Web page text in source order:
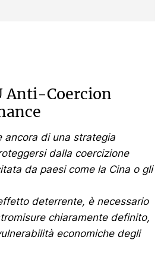
Anti-Coercion
ancora di una strategia
dalla coercizione
da paesi come la Cina o gli
deterrente, è necessario
chiaramente definito,
economiche degli